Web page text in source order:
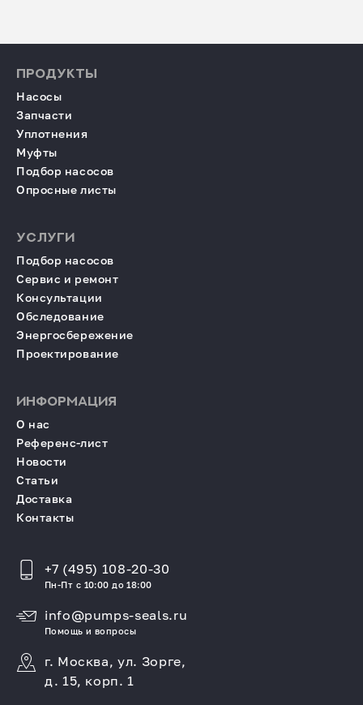
ПРОДУКТЫ
Насосы
Запчасти
Уплотнения
Муфты
Подбор насосов
Опросные листы
УСЛУГИ
Подбор насосов
Сервис и ремонт
Консультации
Обследование
Энергосбережение
Проектирование
ИНФОРМАЦИЯ
О нас
Референс-лист
Новости
Статьи
Доставка
Контакты
+7 (495) 108-20-30
Пн-Пт с 10:00 до 18:00
info@pumps-seals.ru
Помощь и вопросы
г. Москва, ул. Зорге,
д. 15, корп. 1